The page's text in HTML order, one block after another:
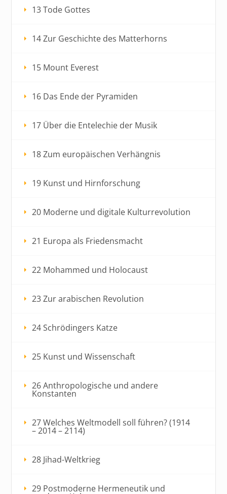
13 Tode Gottes
14 Zur Geschichte des Matterhorns
15 Mount Everest
16 Das Ende der Pyramiden
17 Über die Entelechie der Musik
18 Zum europäischen Verhängnis
19 Kunst und Hirnforschung
20 Moderne und digitale Kulturrevolution
21 Europa als Friedensmacht
22 Mohammed und Holocaust
23 Zur arabischen Revolution
24 Schrödingers Katze
25 Kunst und Wissenschaft
26 Anthropologische und andere
Konstanten
27 Welches Weltmodell soll führen? (1914
– 2014 – 2114)
28 Jihad-Weltkrieg
29 Postmoderne Hermeneutik und